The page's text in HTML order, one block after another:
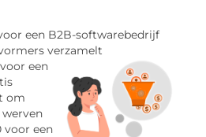
een B2B-softwarebedrijf
verzamelt
een
om
voor een